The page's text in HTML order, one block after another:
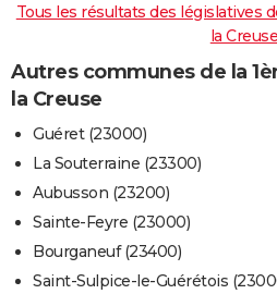
Tous les résultats des législatives
la Creuse
Autres communes de la
la Creuse
Guéret (23000)
La Souterraine (23300)
Aubusson (23200)
Sainte-Feyre (23000)
Bourganeuf (23400)
Saint-Sulpice-le-Guérétois